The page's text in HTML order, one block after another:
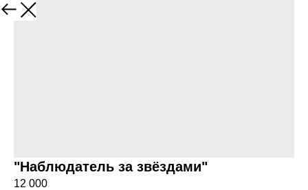
Закрыть
"Наблюдатель за звёздами"
12 000